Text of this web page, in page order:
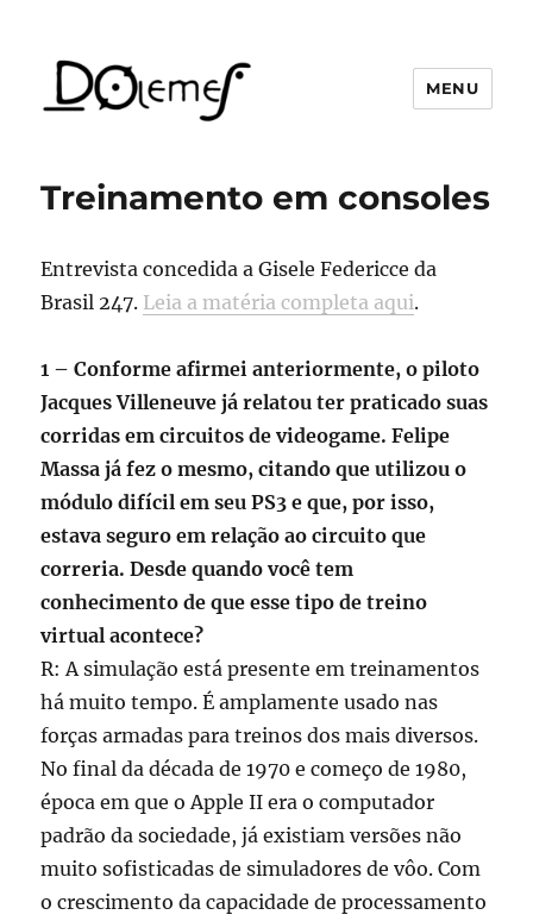
MENU
Treinamento em consoles
Entrevista concedida a Gisele Federicce da
Brasil 247. Leia a matéria completa aqui.
1 – Conforme afirmei anteriormente, o piloto
Jacques Villeneuve já relatou ter praticado suas
corridas em circuitos de videogame. Felipe
Massa já fez o mesmo, citando que utilizou o
módulo difícil em seu PS3 e que, por isso,
estava seguro em relação ao circuito que
correria. Desde quando você tem
conhecimento de que esse tipo de treino
virtual acontece?
R: A simulação está presente em treinamentos
há muito tempo. É amplamente usado nas
forças armadas para treinos dos mais diversos.
No final da década de 1970 e começo de 1980,
época em que o Apple II era o computador
padrão da sociedade, já existiam versões não
muito sofisticadas de simuladores de vôo. Com
o crescimento da capacidade de processamento